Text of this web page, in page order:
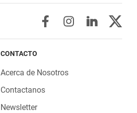
CONTACTO
Acerca de Nosotros
Contactanos
Newsletter